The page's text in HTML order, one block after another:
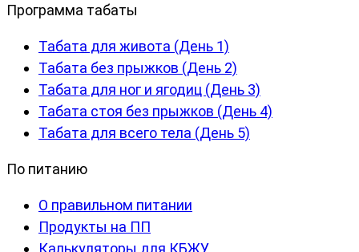
Программа табаты
Табата для живота (День 1)
Табата без прыжков (День 2)
Табата для ног и ягодиц (День 3)
Табата стоя без прыжков (День 4)
Табата для всего тела (День 5)
По питанию
О правильном питании
Продукты на ПП
Калькуляторы для КБЖУ